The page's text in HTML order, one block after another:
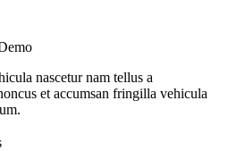
nascetur nam tellus a
et accumsan fringilla vehicula